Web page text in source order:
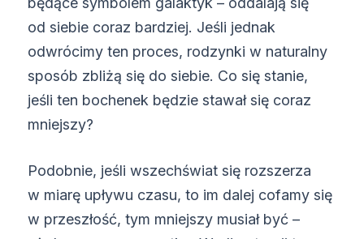
od siebie coraz bardziej. Jeśli jednak
odwrócimy ten proces, rodzynki w naturalny
sposób zbliżą się do siebie. Co się stanie,
jeśli ten bochenek będzie stawał się coraz
mniejszy?
Podobnie, jeśli wszechświat się rozszerza
w miarę upływu czasu, to im dalej cofamy się
w przeszłość, tym mniejszy musiał być –